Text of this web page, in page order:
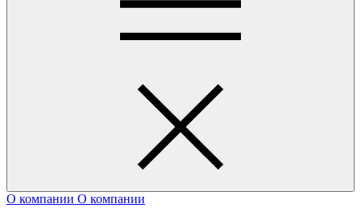
О компании О компании